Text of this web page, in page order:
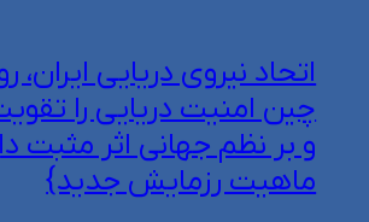
اتحاد نیروی دریایی ایران،
چین امنیت دریایی را
و بر نظم جهانی اثر مثبت
ماهیت رزمایش جدید}